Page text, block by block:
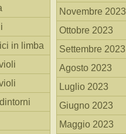
in limba
Novembre 2023
Ottobre 2023
Settembre 2023
Agosto 2023
Luglio 2023
Giugno 2023
Maggio 2023